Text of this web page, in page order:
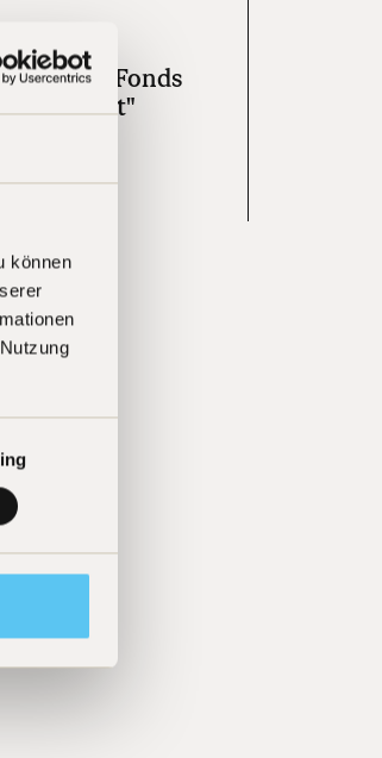
können
Tech-Fonds
performt"